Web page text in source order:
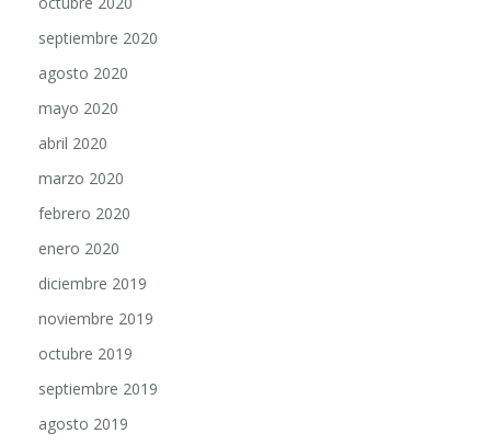
septiembre 2020
agosto 2020
mayo 2020
abril 2020
marzo 2020
febrero 2020
enero 2020
diciembre 2019
noviembre 2019
octubre 2019
septiembre 2019
agosto 2019
julio 2019